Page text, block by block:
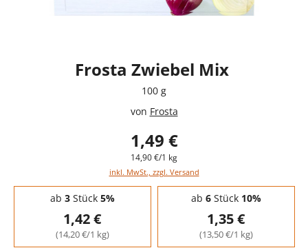
Frosta Zwiebel Mix
100 g
von Frosta
1,49 €
14,90 €/1 kg
inkl. MwSt., zzgl. Versand
Staffelpreise - Mengenrabatt
ab 3Stück 5%
1,42 €
(14,20 €/1 kg)
ab 6Stück 10%
1,35 €
(13,50 €/1 kg)